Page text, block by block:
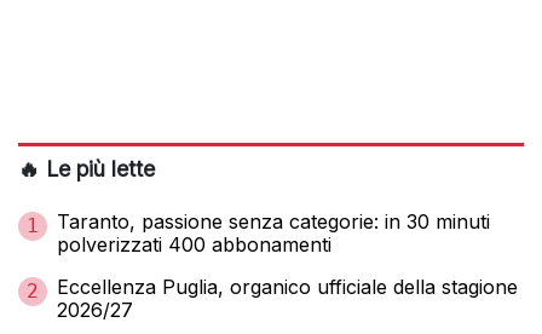
🔥 Le più lette
1
Taranto, passione senza categorie: in 30 minuti
polverizzati 400 abbonamenti
2
Eccellenza Puglia, organico ufficiale della stagione
2026/27